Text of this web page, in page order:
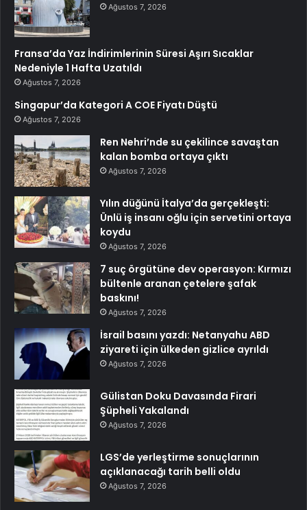
Ağustos 7, 2026
Fransa’da Yaz İndirimlerinin Süresi Aşırı Sıcaklar
Nedeniyle 1 Hafta Uzatıldı
Ağustos 7, 2026
Singapur’da Kategori A COE Fiyatı Düştü
Ağustos 7, 2026
Ren Nehri’nde su çekilince savaştan
kalan bomba ortaya çıktı
Ağustos 7, 2026
Yılın düğünü İtalya’da gerçekleşti:
Ünlü iş insanı oğlu için servetini ortaya
koydu
Ağustos 7, 2026
7 suç örgütüne dev operasyon: Kırmızı
bültenle aranan çetelere şafak
baskını!
Ağustos 7, 2026
İsrail basını yazdı: Netanyahu ABD
ziyareti için ülkeden gizlice ayrıldı
Ağustos 7, 2026
Gülistan Doku Davasında Firari
Şüpheli Yakalandı
Ağustos 7, 2026
LGS’de yerleştirme sonuçlarının
açıklanacağı tarih belli oldu
Ağustos 7, 2026